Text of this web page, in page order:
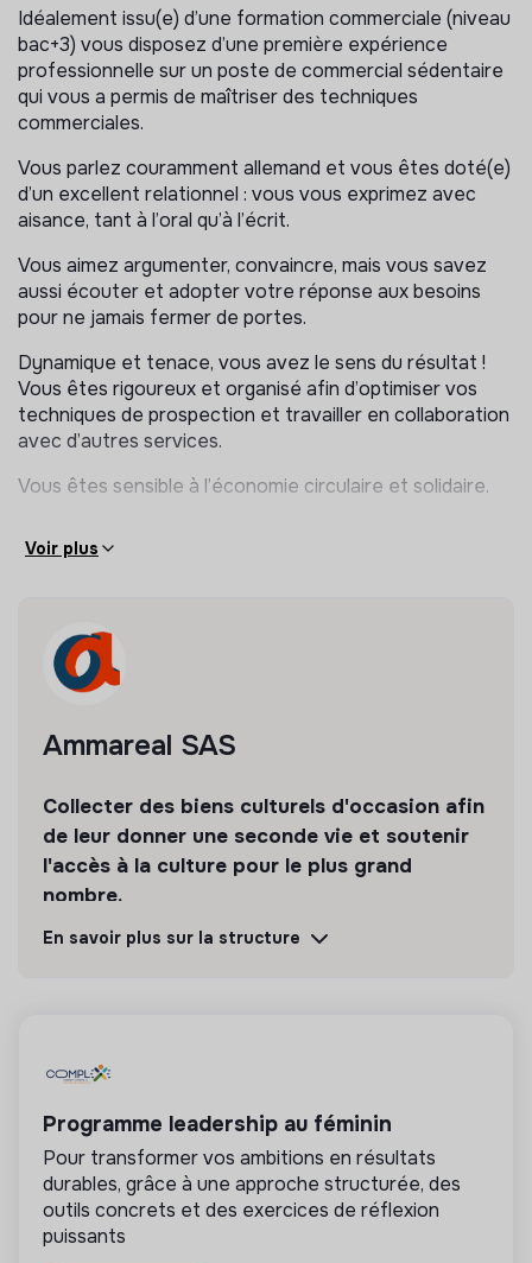
Ouvrir et structurer un portefeuille,
Comprendre les enjeux locaux et adapter votre
approche.
Fidélisation & relation partenaire
Suivre et développer les partenariats existants, en
particulier les partenariats DACH, gérer les aspects
logistiques en lien avec le service transport,
Identifier de nouvelles opportunités de collaboration.
Pilotage & impact
Assurer le reporting de vos activités
Contribuer à la stratégie de développement
international
Idéalement issu(e) d’une formation commerciale (niveau
bac+3) vous disposez d’une première expérience
professionnelle sur un poste de commercial sédentaire
qui vous a permis de maîtriser des techniques
commerciales.
Vous parlez couramment allemand et vous êtes doté(e)
d’un excellent relationnel : vous vous exprimez avec
aisance, tant à l’oral qu’à l’écrit.
Vous aimez argumenter, convaincre, mais vous savez
aussi écouter et adopter votre réponse aux besoins
pour ne jamais fermer de portes.
Dynamique et tenace, vous avez le sens du résultat !
Vous êtes rigoureux et organisé afin d’optimiser vos
techniques de prospection et travailler en collaboration
avec d’autres services.
Vous êtes sensible à l’économie circulaire et solidaire.
Voir plus
Ammareal SAS
Collecter des biens culturels d'occasion afin
de leur donner une seconde vie et soutenir
l'accès à la culture pour le plus grand
nombre.
Découvrir Suivre
solidarité et d’utilité sociale : son mode de
gestion est démocratique et participatif, et sa
lucrativité est limitée. Il s’agit d’une association,
coopérative, fondation, mutuelle ou entreprise
ESUS.
En savoir plus sur la structure
Programme leadership au féminin
Pour transformer vos ambitions en résultats
durables, grâce à une approche structurée, des
outils concrets et des exercices de réflexion
puissants